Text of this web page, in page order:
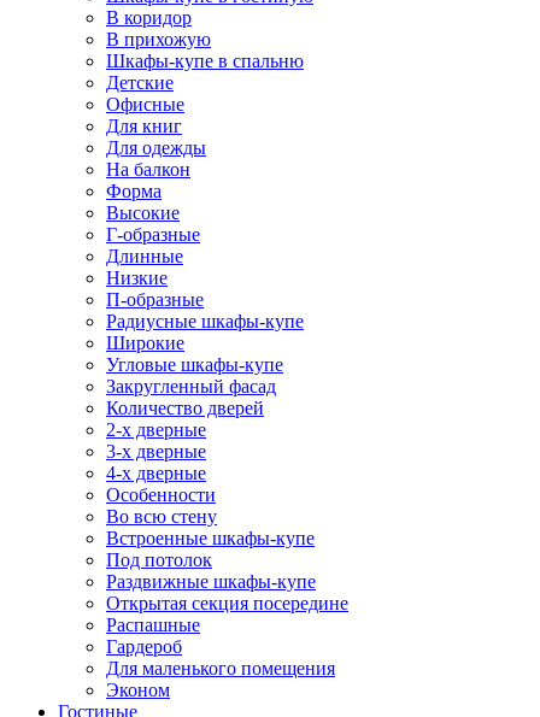
В коридор
В прихожую
Шкафы-купе в спальню
Детские
Офисные
Для книг
Для одежды
На балкон
Форма
Высокие
Г-образные
Длинные
Низкие
П-образные
Радиусные шкафы-купе
Широкие
Угловые шкафы-купе
Закругленный фасад
Количество дверей
2-х дверные
3-х дверные
4-х дверные
Особенности
Во всю стену
Встроенные шкафы-купе
Под потолок
Раздвижные шкафы-купе
Открытая секция посередине
Распашные
Гардероб
Для маленького помещения
Эконом
Гостиные